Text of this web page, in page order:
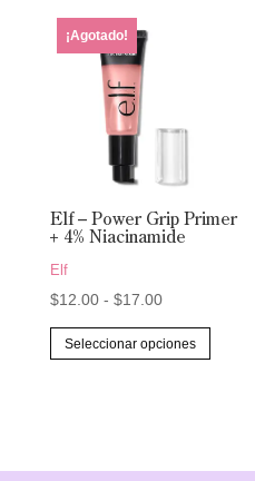
en
¡Agotado!
Elf – Power Grip Primer
+ 4% Niacinamide
Elf
$12.00 - $17.00Rango
de
precios:
$17.00
Seleccionar opciones
Este
Las